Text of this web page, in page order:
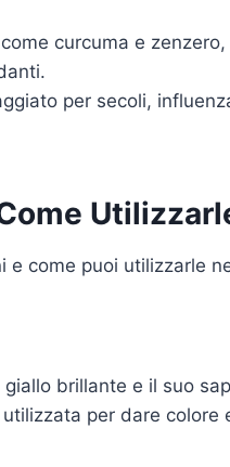
curcuma e
per secoli,
e come puoi utilizzarle
brillante e il suo
per dare colore